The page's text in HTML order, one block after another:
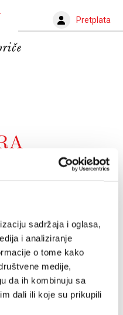
sadržaja i oglasa,
i analiziranje
o tome kako
medije,
da ih kombinuju sa
dali ili koje su prikupili
Pretplata
je "Westworld" mogla da bude.
27.04.2024.
godine
dugačak sporedan zadatak
obožavao
19.04.2024.